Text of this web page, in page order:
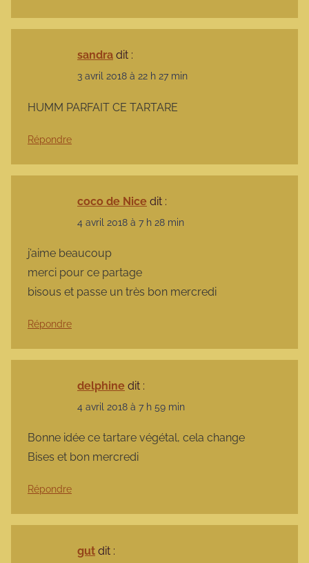
sandra dit :
3 avril 2018 à 22 h 27 min
HUMM PARFAIT CE TARTARE
Répondre
coco de Nice dit :
4 avril 2018 à 7 h 28 min
j’aime beaucoup
merci pour ce partage
bisous et passe un très bon mercredi
Répondre
delphine dit :
4 avril 2018 à 7 h 59 min
Bonne idée ce tartare végétal, cela change
Bises et bon mercredi
Répondre
gut dit :